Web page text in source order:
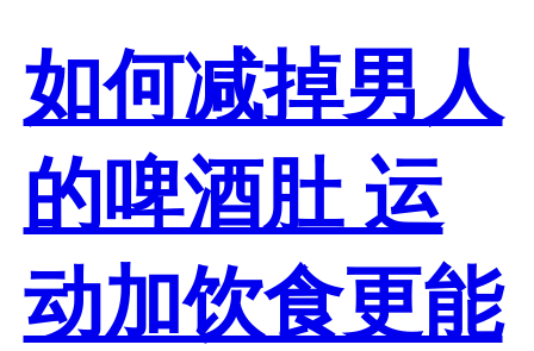
如何减掉男人
的啤酒肚 运
动加饮食更能